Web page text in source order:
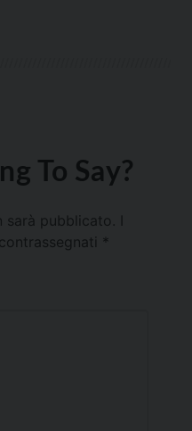
To Say?
sarà pubblicato.
*